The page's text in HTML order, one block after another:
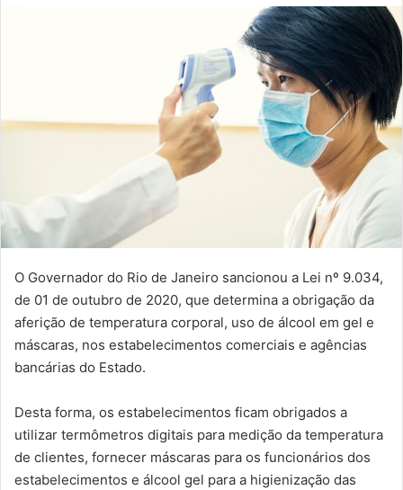
O Governador do Rio de Janeiro sancionou a Lei nº 9.034,
de 01 de outubro de 2020, que determina a obrigação da
aferição de temperatura corporal, uso de álcool em gel e
máscaras, nos estabelecimentos comerciais e agências
bancárias do Estado.
Desta forma, os estabelecimentos ficam obrigados a
utilizar termômetros digitais para medição da temperatura
de clientes, fornecer máscaras para os funcionários dos
estabelecimentos e álcool gel para a higienização das